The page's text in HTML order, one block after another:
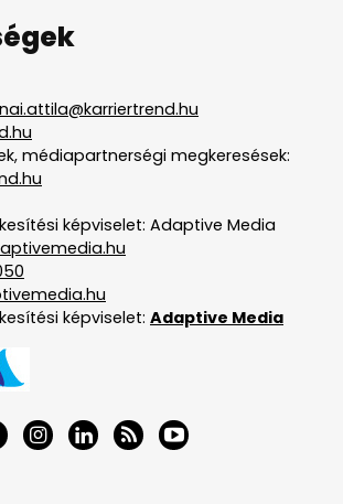
médiapartnerségi megkeresések:
képviselet: Adaptive Media
képviselet: Adaptive Media